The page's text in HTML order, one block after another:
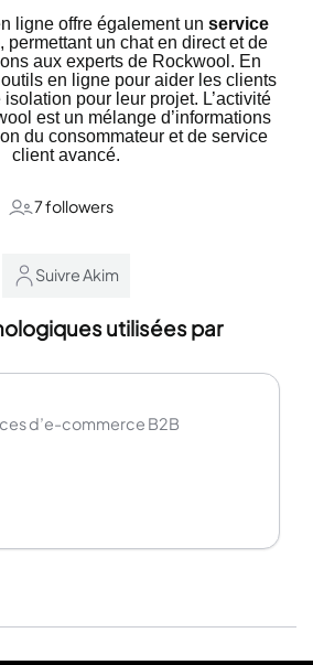
ligne offre également un service
, permettant un chat en direct et de
aux experts de Rockwool. En
en ligne pour aider les clients
pour leur projet. L’activité
est un mélange d’informations
du consommateur et de service
client avancé.
7 followers
Suivre Akim
utilisées par
d’e-commerce B2B